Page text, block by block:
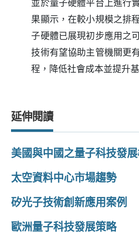
並於量子硬體平台上進行
果顯示，在較小規模之排
子硬體已展現初步應用之
技術有望協助主管機關更
程，降低社會成本並提升
延伸閱讀
美國與中國之量子科技發
太空資料中心市場趨勢
矽光子技術創新應用案例
歐洲量子科技發展策略